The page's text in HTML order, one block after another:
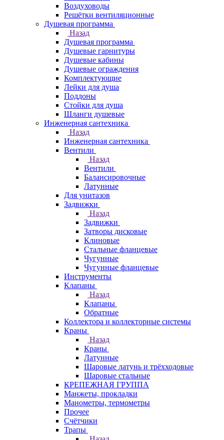
Воздуховоды
Решётки вентиляционные
Душевая программа
Назад
Душевая программа
Душевые гарнитуры
Душевые кабины
Душевые ограждения
Комплектующие
Лейки для душа
Поддоны
Стойки для душа
Шланги душевые
Инженерная сантехника
Назад
Инженерная сантехника
Вентили
Назад
Вентили
Балансировочные
Латунные
Для унитазов
Задвижки
Назад
Задвижки
Затворы дисковые
Клиновые
Стальные фланцевые
Чугунные
Чугунные фланцевые
Инструменты
Клапаны
Назад
Клапаны
Обратные
Коллектора и коллекторные системы
Краны
Назад
Краны
Латунные
Шаровые латунь и трёхходовые
Шаровые стальные
КРЕПЕЖНАЯ ГРУППА
Манжеты, прокладки
Манометры, термометры
Прочее
Счётчики
Трапы